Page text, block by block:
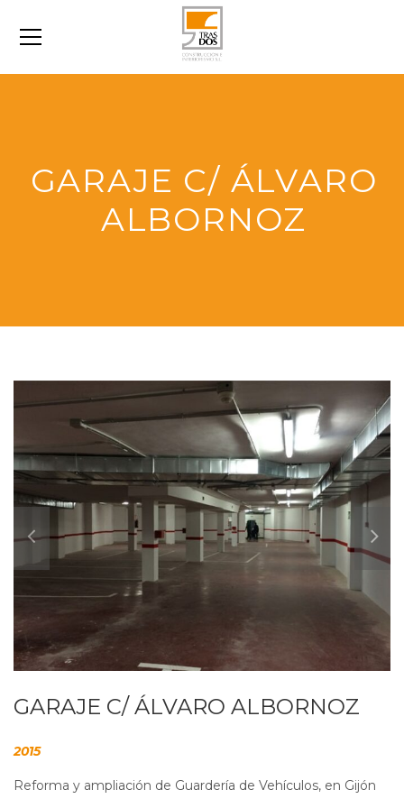
GARAJE C/ ÁLVARO
ALBORNOZ
GARAJE C/ ÁLVARO ALBORNOZ
2015
Reforma y ampliación de Guardería de Vehículos, en Gijón